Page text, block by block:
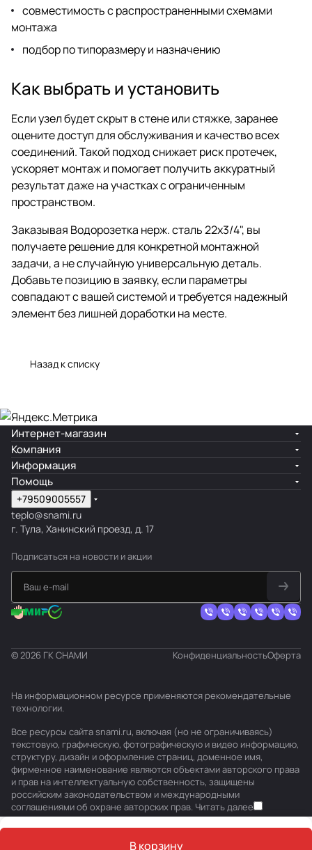
совместимость с распространенными схемами
монтажа
подбор по типоразмеру и назначению
Как выбрать и установить
Если узел будет скрыт в стене или стяжке, заранее
оцените доступ для обслуживания и качество всех
соединений. Такой подход снижает риск протечек,
ускоряет монтаж и помогает получить аккуратный
результат даже на участках с ограниченным
пространством.
Заказывая Водорозетка нерж. сталь 22х3/4", вы
получаете решение для конкретной монтажной
задачи, а не случайную универсальную деталь.
Добавьте позицию в заявку, если параметры
совпадают с вашей системой и требуется надежный
элемент без лишней доработки на месте.
Назад к списку
В корзину
Интернет-магазин
Компания
Информация
Помощь
+79509005557
teplo@snami.ru
г. Тула, Ханинский проезд, д. 17
Подписаться на новости и акции
© 2026 ГК СНАМИ КонфиденциальностьОферта
На информационном ресурсе применяются рекомендательные
технологии.
Все ресурсы сайта snami.ru, включая (но не ограничиваясь)
текстовую, графическую, фотографическую и видео информацию,
структуру, дизайн и оформление страниц, доменное имя,
фирменное наименование являются объектами авторского права
и прав на интеллектуальную собственность, защищены
российским законодательством и международными
соглашениями об охране авторских прав. Читать далее